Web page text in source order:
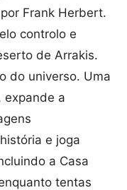
Frank Herbert.
controlo e
de Arrakis.
do universo. Uma
expande a
e joga
a Casa
tentas